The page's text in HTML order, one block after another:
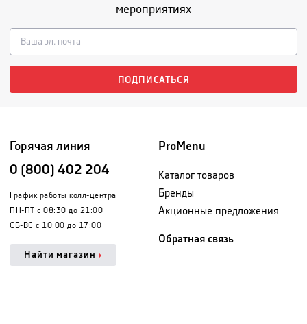
мероприятиях
ПОДПИСАТЬСЯ
Горячая линия
0 (800) 402 204
График работы колл-центра
ПН-ПТ с 08:30 до 21:00
СБ-ВС с 10:00 до 17:00
Найти магазин
ProMenu
Каталог товаров
Бренды
Акционные предложения
Обратная связь